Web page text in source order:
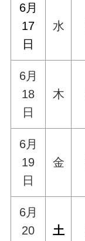
6月
17
日
水
6月
18
日
木
6月
19
日
金
6月
20
土